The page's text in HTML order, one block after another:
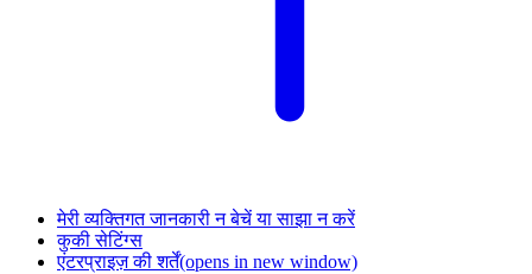
मेरी व्यक्तिगत जानकारी न बेचें या साझा न करें
कुकी सेटिंग्स
एंटरप्राइज़ की शर्तें(opens in new window)